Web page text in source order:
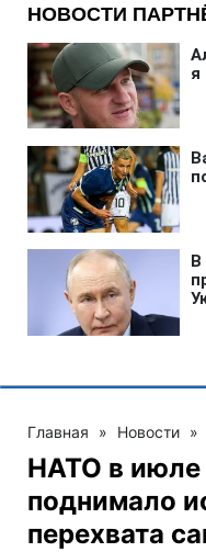
Главная » Новости »
НАТО в июле
поднимало
перехвата